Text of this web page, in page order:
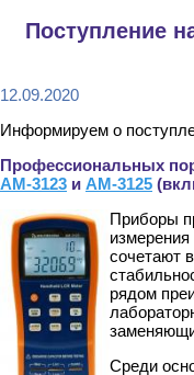
Поступление
12.09.2020
Информируем о
Профессиональных
АМ-3123 и АМ-3125
Приборы
сочетают
рядом
Среди